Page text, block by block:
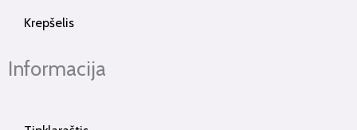
Krepšelis
Informacija